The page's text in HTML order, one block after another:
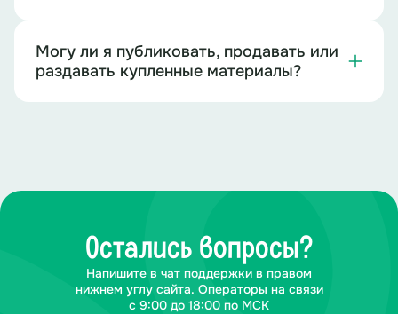
Могу ли я публиковать, продавать или
раздавать купленные материалы?
Остались вопросы?
Напишите в чат поддержки в правом
нижнем углу сайта. Операторы на связи
с 9:00 до 18:00 по МСК